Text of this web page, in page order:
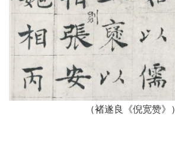
（褚遂良《倪宽赞》）